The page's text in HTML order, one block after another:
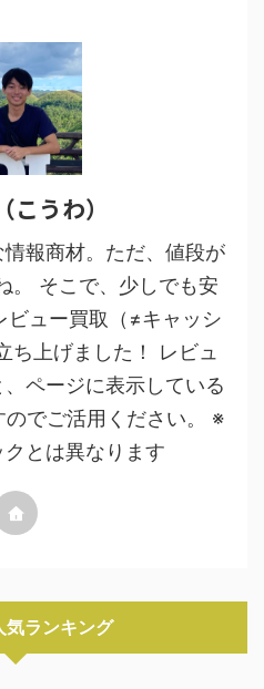
こうわ）
報商材。ただ、値段が
。 そこで、少しでも安
ビュー買取（≠キャッシ
ち上げました！ レビュ
ページに表示している
でご活用ください。 ※
とは異なります
気ランキング